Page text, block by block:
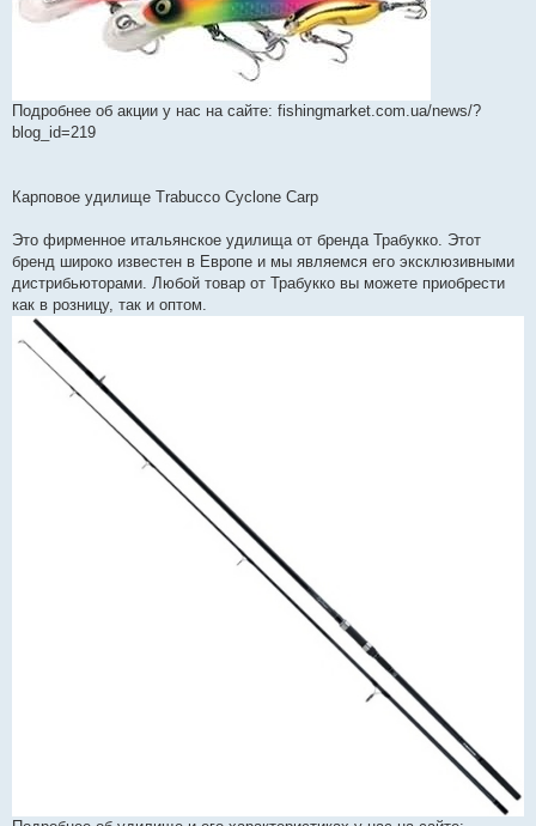
Подробнее об акции у нас на сайте: fishingmarket.com.ua/news/?
blog_id=219
Карповое удилище Trabucco Cyclone Carp
Это фирменное итальянское удилища от бренда Трабукко. Этот
бренд широко известен в Европе и мы являемся его эксклюзивными
дистрибьюторами. Любой товар от Трабукко вы можете приобрести
как в розницу, так и оптом.